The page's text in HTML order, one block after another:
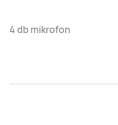
4 db mikrofon